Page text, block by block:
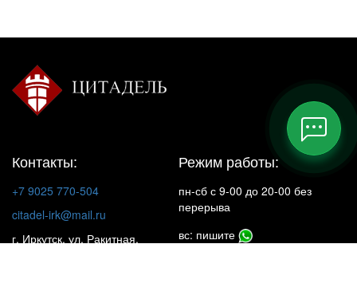
Контакты:
+7 9025 770-504
citadel-irk@mail.ru
г. Иркутск, ул. Ракитная,
Режим работы:
пн-сб с 9-00 до 20-00 без
перерыва
вс: пишите